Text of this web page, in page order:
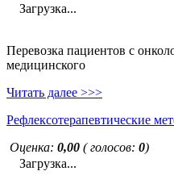
Загрузка...
Перевозка пациентов с
медицинского
Читать далее >>>
Рефлексотерапевтические
Оценка: 0,00 ( голосов: 0)
Загрузка...